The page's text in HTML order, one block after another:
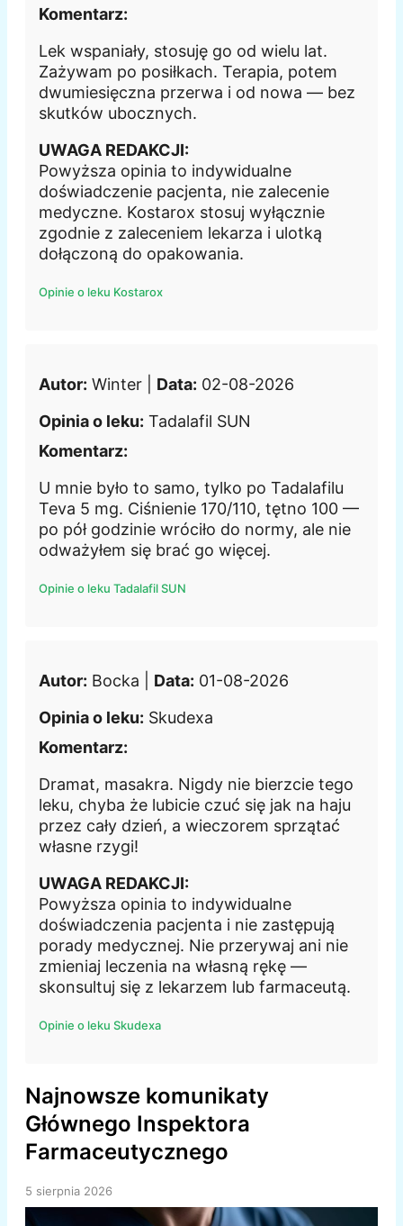
Komentarz:
Lek wspaniały, stosuję go od wielu lat.
Zażywam po posiłkach. Terapia, potem
dwumiesięczna przerwa i od nowa — bez
skutków ubocznych.
UWAGA REDAKCJI:
Powyższa opinia to indywidualne
doświadczenie pacjenta, nie zalecenie
medyczne. Kostarox stosuj wyłącznie
zgodnie z zaleceniem lekarza i ulotką
dołączoną do opakowania.
Opinie o leku Kostarox
Autor: Winter | Data: 02-08-2026
Opinia o leku: Tadalafil SUN
Komentarz:
U mnie było to samo, tylko po Tadalafilu
Teva 5 mg. Ciśnienie 170/110, tętno 100 —
po pół godzinie wróciło do normy, ale nie
odważyłem się brać go więcej.
Opinie o leku Tadalafil SUN
Autor: Bocka | Data: 01-08-2026
Opinia o leku: Skudexa
Komentarz:
Dramat, masakra. Nigdy nie bierzcie tego
leku, chyba że lubicie czuć się jak na haju
przez cały dzień, a wieczorem sprzątać
własne rzygi!
UWAGA REDAKCJI:
Powyższa opinia to indywidualne
doświadczenia pacjenta i nie zastępują
porady medycznej. Nie przerywaj ani nie
zmieniaj leczenia na własną rękę —
skonsultuj się z lekarzem lub farmaceutą.
Opinie o leku Skudexa
Najnowsze komunikaty
Głównego Inspektora
Farmaceutycznego
5 sierpnia 2026